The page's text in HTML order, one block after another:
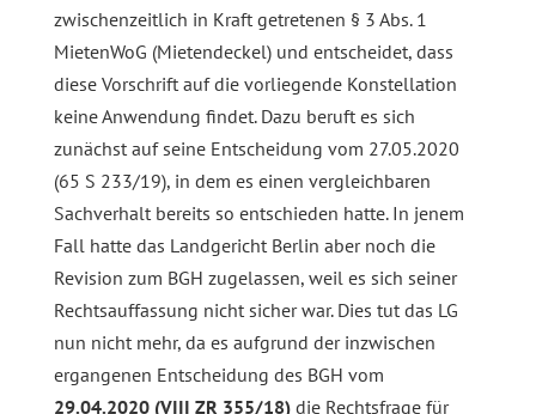
zwischenzeitlich in Kraft getretenen § 3 Abs. 1
MietenWoG (Mietendeckel) und entscheidet, dass
diese Vorschrift auf die vorliegende Konstellation
keine Anwendung findet. Dazu beruft es sich
zunächst auf seine Entscheidung vom 27.05.2020
(65 S 233/19), in dem es einen vergleichbaren
Sachverhalt bereits so entschieden hatte. In jenem
Fall hatte das Landgericht Berlin aber noch die
Revision zum BGH zugelassen, weil es sich seiner
Rechtsauffassung nicht sicher war. Dies tut das LG
nun nicht mehr, da es aufgrund der inzwischen
ergangenen Entscheidung des BGH vom
29.04.2020 (VIII ZR 355/18)die Rechtsfrage für